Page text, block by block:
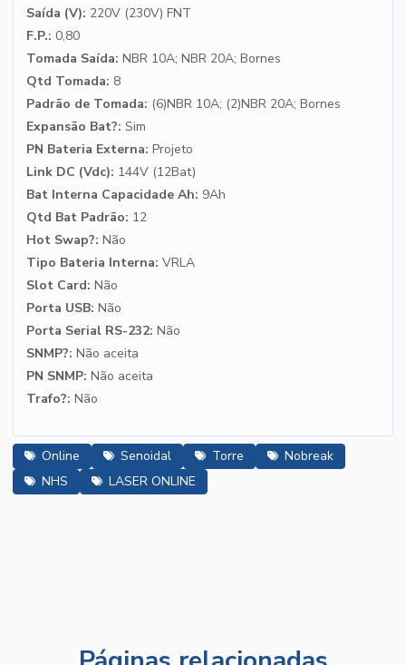
Saída (V): 220V (230V) FNT
F.P.: 0,80
Tomada Saída: NBR 10A; NBR 20A; Bornes
Qtd Tomada: 8
Padrão de Tomada: (6)NBR 10A; (2)NBR 20A; Bornes
Expansão Bat?: Sim
PN Bateria Externa: Projeto
Link DC (Vdc): 144V (12Bat)
Bat Interna Capacidade Ah: 9Ah
Qtd Bat Padrão: 12
Hot Swap?: Não
Tipo Bateria Interna: VRLA
Slot Card: Não
Porta USB: Não
Porta Serial RS-232: Não
SNMP?: Não aceita
PN SNMP: Não aceita
Trafo?: Não
Online Senoidal Torre
Nobreak
NHS
LASER ONLINE